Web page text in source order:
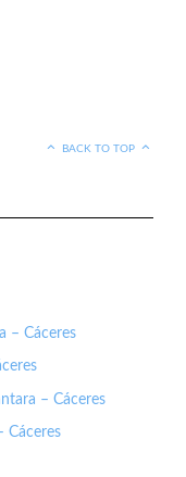
BACK TO TOP
– Cáceres
– Cáceres
Cáceres